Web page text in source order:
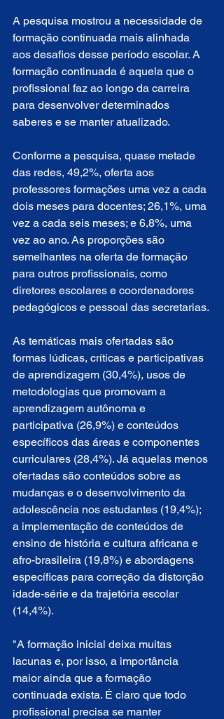
A pesquisa mostrou a necessidade de
formação continuada mais alinhada
aos desafios desse período escolar. A
formação continuada é aquela que o
profissional faz ao longo da carreira
para desenvolver determinados
saberes e se manter atualizado.
Conforme a pesquisa, quase metade
das redes, 49,2%, oferta aos
professores formações uma vez a cada
dois meses para docentes; 26,1%, uma
vez a cada seis meses; e 6,8%, uma
vez ao ano. As proporções são
semelhantes na oferta de formação
para outros profissionais, como
diretores escolares e coordenadores
pedagógicos e pessoal das secretarias.
As temáticas mais ofertadas são
formas lúdicas, críticas e participativas
de aprendizagem (30,4%), usos de
metodologias que promovam a
aprendizagem autônoma e
participativa (26,9%) e conteúdos
específicos das áreas e componentes
curriculares (28,4%). Já aquelas menos
ofertadas são conteúdos sobre as
mudanças e o desenvolvimento da
adolescência nos estudantes (19,4%);
a implementação de conteúdos de
ensino de história e cultura africana e
afro-brasileira (19,8%) e abordagens
específicas para correção da distorção
idade-série e da trajetória escolar
(14,4%).
"A formação inicial deixa muitas
lacunas e, por isso, a importância
maior ainda que a formação
continuada exista. É claro que todo
profissional precisa se manter